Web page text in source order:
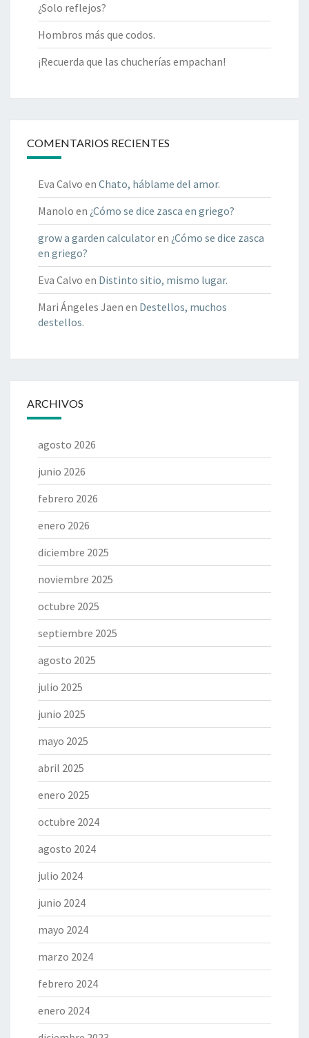
¿Solo reflejos?
Hombros más que codos.
¡Recuerda que las chucherías empachan!
COMENTARIOS RECIENTES
Eva Calvo en Chato, háblame del amor.
Manolo en ¿Cómo se dice zasca en griego?
grow a garden calculatoren ¿Cómo se dice zasca
en griego?
Eva Calvo en Distinto sitio, mismo lugar.
Mari Ángeles Jaen en Destellos, muchos
destellos.
ARCHIVOS
agosto 2026
junio 2026
febrero 2026
enero 2026
diciembre 2025
noviembre 2025
octubre 2025
septiembre 2025
agosto 2025
julio 2025
junio 2025
mayo 2025
abril 2025
enero 2025
octubre 2024
agosto 2024
julio 2024
junio 2024
mayo 2024
marzo 2024
febrero 2024
enero 2024